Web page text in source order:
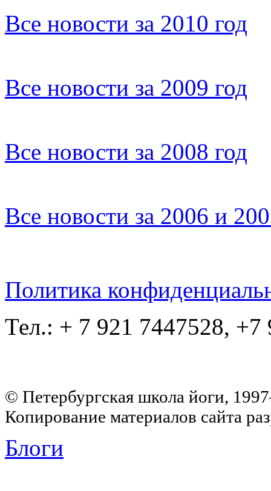
Все новости за 2010 год
Все новости за 2009 год
Все новости за 2008 год
Все новости за 2006 и
Политика
Тел.: + 7 921 7447528, +7
© Петербургская школа йоги,
Копирование материалов сайта
Блоги